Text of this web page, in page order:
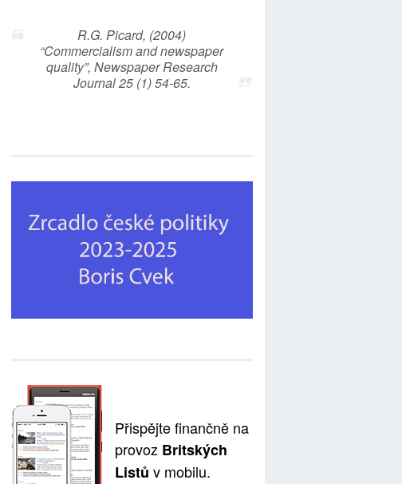
R.G. Picard, (2004)
“Commercialism and newspaper
quality”, Newspaper Research
Journal 25 (1) 54-65.
Přispějte finančně na
provoz Britských
Listů v mobilu.